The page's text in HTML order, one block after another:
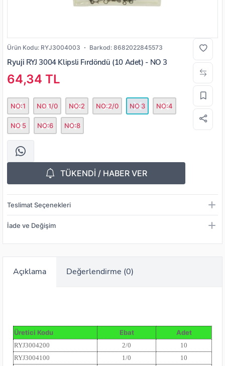
Ürün Kodu: RYJ3004003 Barkod: 8682022845573
Ryuji RYJ 3004 Klipsli Fırdöndü (10 Adet) - NO 3
64,34 TL
NO:1 NO 1/0 NO:2 NO:2/0 NO 3 NO:4
NO 5 NO:6 NO:8
TÜKENDİ / HABER VER
Teslimat Seçenekleri
İade ve Değişim
Açıklama Değerlendirme (0)
Üretici Kodu Ebat Adet
RYJ3004200 2/0
10
RYJ3004100
1/0
10